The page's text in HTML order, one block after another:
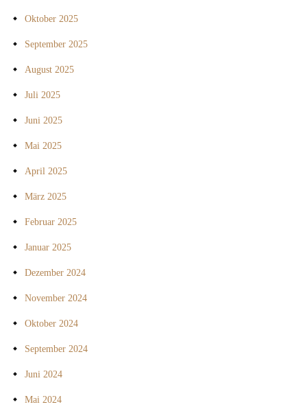
Oktober 2025
September 2025
August 2025
Juli 2025
Juni 2025
Mai 2025
April 2025
März 2025
Februar 2025
Januar 2025
Dezember 2024
November 2024
Oktober 2024
September 2024
Juni 2024
Mai 2024